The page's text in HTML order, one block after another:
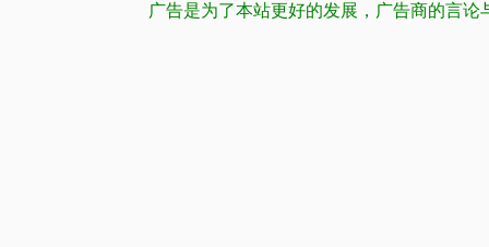
广告是为了本站更好的发展，广告商的言